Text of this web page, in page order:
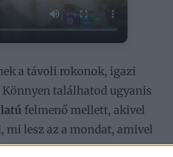
a távoli rokonok, igazi
találhatod ugyanis
felmenő mellett, akivel
mi lesz az a mondat, amivel